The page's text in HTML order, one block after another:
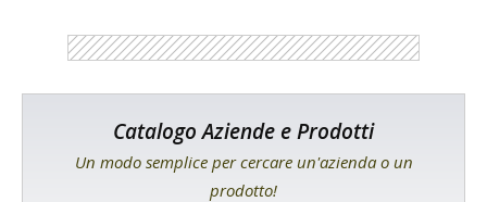
Catalogo Aziende e Prodotti
Un modo semplice per cercare un'azienda o un
prodotto!